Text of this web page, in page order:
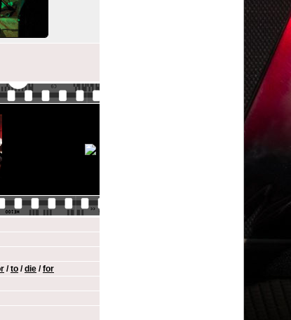
/to /die /for